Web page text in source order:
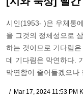
시인(1953- )은 우체통
을 그것의 정체성으로
하는 것이므로 기다림
데 기다림은 막연하다.
막연함이 줄어들겠으나
Mar 17, 2024 11:53 PM